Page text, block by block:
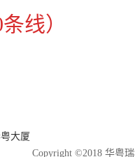
线）
大厦
Copyright ©2018 华粤